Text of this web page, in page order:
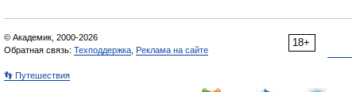
18+
© Академик, 2000-2026
Обратная связь: Техподдержка Реклама на сайте
👣 Путешествия